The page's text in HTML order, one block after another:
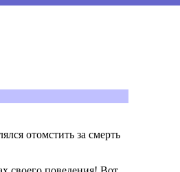
отомстить за смерть